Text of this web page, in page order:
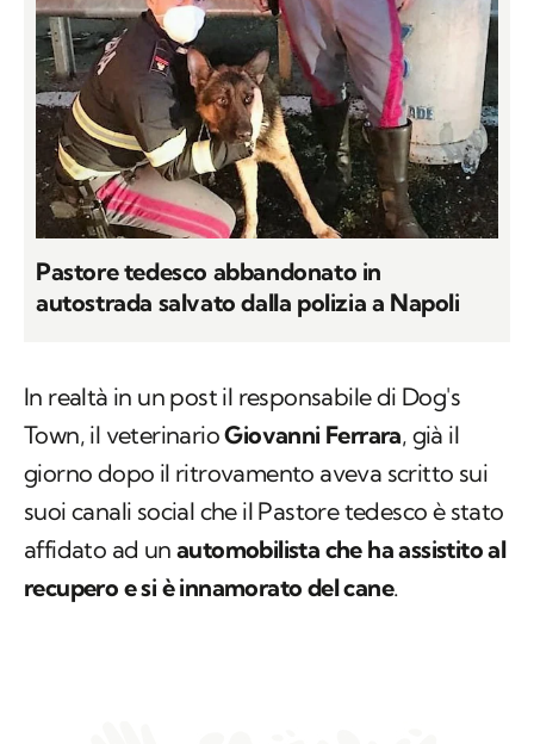
Pastore tedesco abbandonato in
autostrada salvato dalla polizia a Napoli
In realtà in un post il responsabile di Dog's
Town, il veterinarioGiovanni Ferrara, già il
giorno dopo il ritrovamento aveva scritto sui
suoi canali social che il Pastore tedesco è stato
affidato ad unautomobilista che ha assistito al
recupero e si è innamorato del cane.